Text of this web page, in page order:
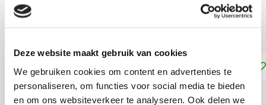
Deze website maakt gebruik van cookies
We gebruiken cookies om content en advertenties te
personaliseren, om functies voor social media te bieden
en om ons websiteverkeer te analyseren. Ook delen we
€33,50
Toevoegen aan winkelwagen
DELEN: